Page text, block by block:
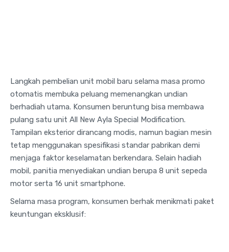
Langkah pembelian unit mobil baru selama masa promo
otomatis membuka peluang memenangkan undian
berhadiah utama. Konsumen beruntung bisa membawa
pulang satu unit All New Ayla Special Modification.
Tampilan eksterior dirancang modis, namun bagian mesin
tetap menggunakan spesifikasi standar pabrikan demi
menjaga faktor keselamatan berkendara. Selain hadiah
mobil, panitia menyediakan undian berupa 8 unit sepeda
motor serta 16 unit smartphone.
Selama masa program, konsumen berhak menikmati paket
keuntungan eksklusif: